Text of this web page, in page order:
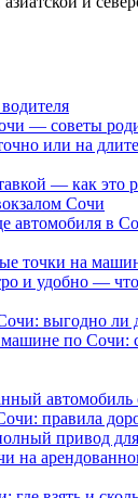
— советы
или на
— как это
Сочи
автомобиля в
точки на
и удобно — что
выгодно ли
по Сочи:
автомобиль
правила
привод для
на